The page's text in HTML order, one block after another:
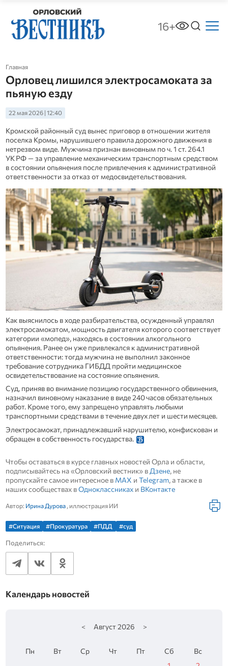
16+
Главная
Орловец лишился электросамоката за
пьяную езду
22 мая 2026 | 12:40
Кромской районный суд вынес приговор в отношении жителя
поселка Кромы, нарушившего правила дорожного движения в
нетрезвом виде. Мужчина признан виновным по ч. 1 ст. 264.1
УК РФ — за управление механическим транспортным средством
в состоянии опьянения после привлечения к административной
ответственности за отказ от медосвидетельствования.
Как выяснилось в ходе разбирательства, осужденный управлял
электросамокатом, мощность двигателя которого соответствует
категории «мопед», находясь в состоянии алкогольного
опьянения. Ранее он уже привлекался к административной
ответственности: тогда мужчина не выполнил законное
требование сотрудника ГИБДД пройти медицинское
освидетельствование на состояние опьянения.
Суд, приняв во внимание позицию государственного обвинения,
назначил виновному наказание в виде 240 часов обязательных
работ. Кроме того, ему запрещено управлять любыми
транспортными средствами в течение двух лет и шести месяцев.
Электросамокат, принадлежавший нарушителю, конфискован и
обращен в собственность государства.
Чтобы оставаться в курсе главных новостей Орла и области,
подписывайтесь на «Орловский вестник» в Дзене, не
пропускайте самое интересное в MAX и Telegram, а также в
наших сообществах вОдноклассникахи ВКонтакте
Автор: Ирина Дурова, иллюстрация ИИ
#Ситуация #Прокуратура #ПДД #суд
Поделиться:
Календарь новостей
< Август 2026 >
Пн Вт Ср Чт Пт Сб
Вс